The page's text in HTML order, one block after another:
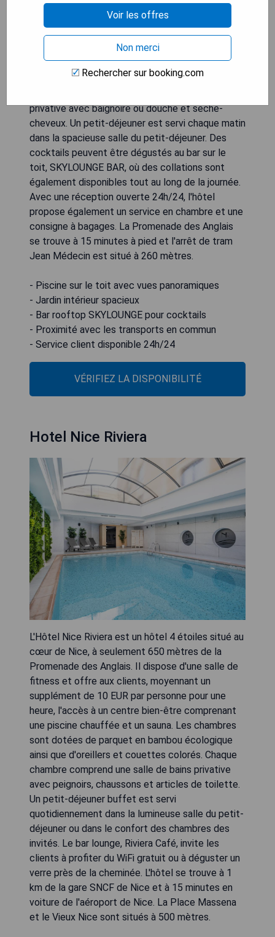
l'établissement. Parmi les installations, on trouve
un centre de fitness, deux bains à remous, un bar
Skylounge et deux terrasses avec vue imprenable
sur Nice. Chaque chambre climatisée est dotée
d'une télévision à écran plat, d'un bureau, d'une
armoire et d'un minibar. La décoration moderne
privative avec baignoire ou douche et sèche-
cheveux. Un petit-déjeuner est servi chaque matin
dans la spacieuse salle du petit-déjeuner. Des
cocktails peuvent être dégustés au bar sur le
toit, SKYLOUNGE BAR, où des collations sont
également disponibles tout au long de la journée.
Avec une réception ouverte 24h/24, l'hôtel
propose également un service en chambre et une
consigne à bagages. La Promenade des Anglais
se trouve à 15 minutes à pied et l'arrêt de tram
Jean Médecin est situé à 260 mètres.
- Piscine sur le toit avec vues panoramiques
- Jardin intérieur spacieux
- Bar rooftop SKYLOUNGE pour cocktails
- Proximité avec les transports en commun
- Service client disponible 24h/24
VÉRIFIEZ LA DISPONIBILITÉ
Hotel Nice Riviera
L'Hôtel Nice Riviera est un hôtel 4 étoiles situé au
cœur de Nice, à seulement 650 mètres de la
Promenade des Anglais. Il dispose d'une salle de
fitness et offre aux clients, moyennant un
supplément de 10 EUR par personne pour une
heure, l'accès à un centre bien-être comprenant
une piscine chauffée et un sauna. Les chambres
sont dotées de parquet en bambou écologique
ainsi que d'oreillers et couettes colorés. Chaque
chambre comprend une salle de bains privative
avec peignoirs, chaussons et articles de toilette.
Un petit-déjeuner buffet est servi
quotidiennement dans la lumineuse salle du petit-
déjeuner ou dans le confort des chambres des
invités. Le bar lounge, Riviera Café, invite les
clients à profiter du WiFi gratuit ou à déguster un
verre près de la cheminée. L'hôtel se trouve à 1
km de la gare SNCF de Nice et à 15 minutes en
voiture de l'aéroport de Nice. La Place Massena
et le Vieux Nice sont situés à 500 mètres.
Voir les offres
Non merci
Rechercher sur booking.com